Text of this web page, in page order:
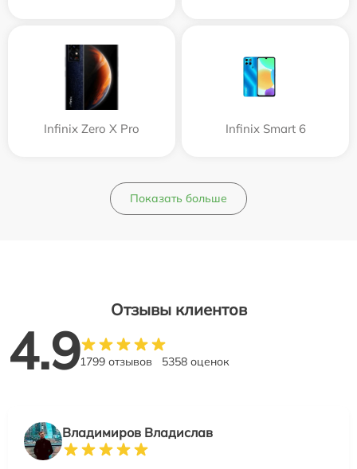
Infinix Zero X Pro Infinix Smart 6
Показать больше
Отзывы клиентов
4.91799 отзывов 5358 оценок
Владимиров Владислав